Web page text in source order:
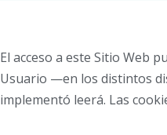
El acceso a este Sitio Web
Usuario —en los distintos
implementó leerá. Las